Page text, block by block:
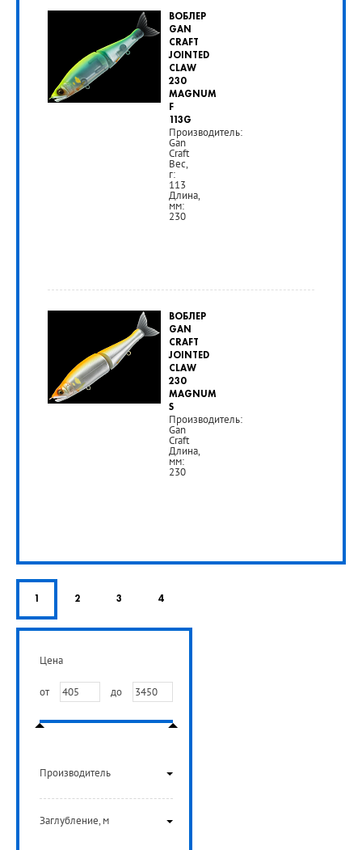
190
руб.
РУБ
ВОБЛЕР
GAN
CRAFT
JOINTED
CLAW
230
MAGNUM
F
113G
Производитель:
Gan
Craft
Вес,
г:
113
Длина,
мм:
230
5
290
руб.
РУБ
ВОБЛЕР
GAN
CRAFT
JOINTED
CLAW
230
MAGNUM
S
Производитель:
Gan
Craft
Длина,
мм:
230
1 2 3 4
Цена
от до
Производитель
Заглубление, м